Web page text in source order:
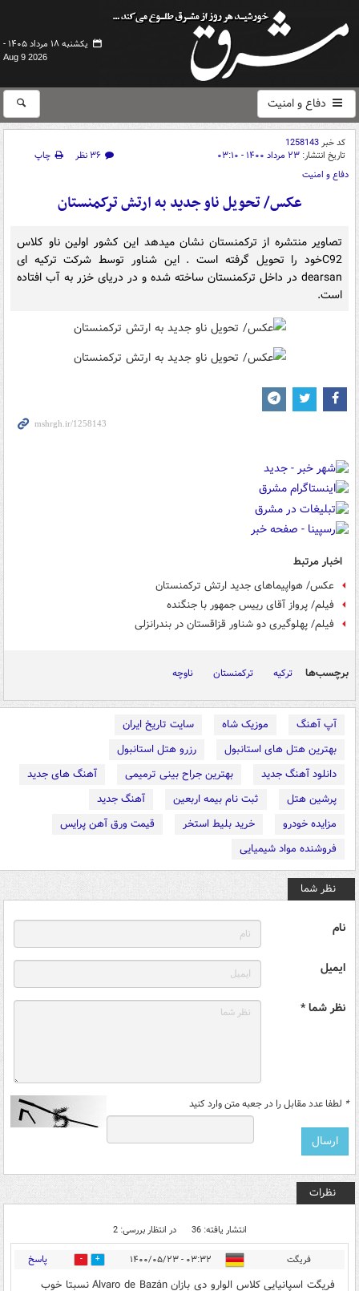
یکشنبه ۱۸ مرداد ۱۴۰۵ -
Aug 9 2026
دفاع و امنیت
کد خبر1258143
تاریخ انتشار: ۲۳ مرداد ۱۴۰۰ - ۰۳:۱۰ ۳۶ نظر
چاپ
دفاع و امنیت
عکس/ تحویل ناو جدید به ارتش ترکمنستان
تصاویر منتشره از ترکمنستان نشان میدهد این کشور اولین ناو کلاس
C92خود را تحویل گرفته است . این شناور توسط شرکت ترکیه ای
dearsan در داخل ترکمنستان ساخته شده و در دریای خزر به آب افتاده
است.
اخبار مرتبط
عکس/ هواپیماهای جدید ارتش ترکمنستان
فیلم/ پرواز آقای رییس جمهور با جنگنده
فیلم/ پهلوگیری دو شناور قزاقستان در بندرانزلی
برچسب‌ها ترکیه ترکمنستان ناوچه
آپ آهنگ موزیک شاه
سایت تاریخ ایران
بهترین هتل های استانبول
رزرو هتل استانبول
دانلود آهنگ جدید
بهترین جراح بینی ترمیمی
آهنگ های جدید
پرشین هتل
ثبت نام بیمه اربعین
آهنگ جدید
مزایده خودرو
خرید بلیط استخر
قیمت ورق آهن پرایس
فروشنده مواد شیمیایی
نظر شما
نام
ایمیل
نظر شما *
* لطفا عدد مقابل را در جعبه متن وارد کنید
نظرات
انتشار یافته: 36 در انتظار بررسی: 2
فریگت ۰۳:۳۲ - ۱۴۰۰/۰۵/۲۳ 46 پاسخ
فریگت اسپانیایی کلاس الوارو دی بازان Álvaro de Bazán نسبتا خوب